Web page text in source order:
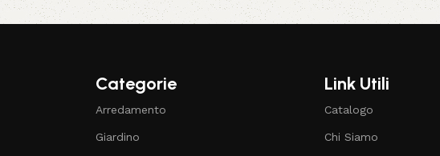
Categorie
Arredamento
Giardino
Link Utili
Catalogo
Chi Siamo